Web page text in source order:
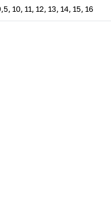
10, 11, 12, 13, 14, 15, 16